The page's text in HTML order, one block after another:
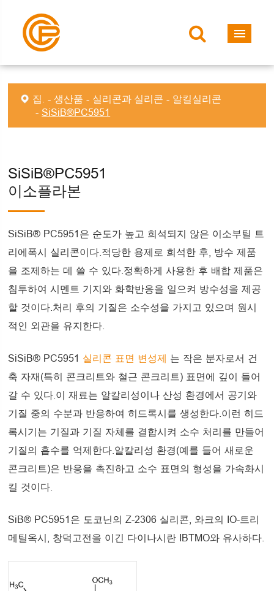
집. 생산품 실리콘과 실리콘
알킬실리콘
SiSiB®PC5951
SiSiB®PC5951
이소플라본
SiSiB® PC5951은 순도가 높고 희석되지 않은 이소부틸 트
리에폭시 실리콘이다.적당한 용제로 희석한 후, 방수 제품
을 조제하는 데 쓸 수 있다.정확하게 사용한 후 배합 제품은
침투하여 시멘트 기지와 화학반응을 일으켜 방수성을 제공
할 것이다.처리 후의 기질은 소수성을 가지고 있으며 원시
적인 외관을 유지한다.
SiSiB® PC5951 실리콘 표면 변성제 는 작은 분자로서 건
축 자재(특히 콘크리트와 철근 콘크리트) 표면에 깊이 들어
갈 수 있다.이 재료는 알칼리성이나 산성 환경에서 공기와
기질 중의 수분과 반응하여 히드록시를 생성한다.이런 히드
록시기는 기질과 기질 자체를 결합시켜 소수 처리를 만들어
기질의 흡수를 억제한다.알칼리성 환경(예를 들어 새로운
콘크리트)은 반응을 촉진하고 소수 표면의 형성을 가속화시
킬 것이다.
SiB® PC5951은 도코닌의 Z-2306 실리콘, 와크의 IO-트리
메틸옥시, 창덕고전을 이긴 다이나시란 IBTMO와 유사하다.